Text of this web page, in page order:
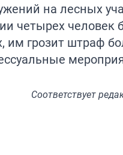
на лесных
четырех человек
им грозит штраф
Соответствует